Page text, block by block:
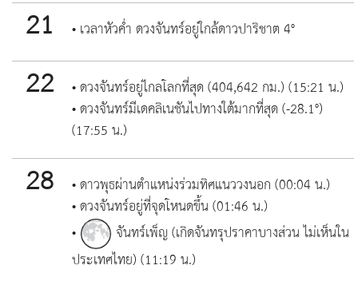
21 • เวลาหัวค่ำ ดวงจันทร์อยู่ใกล้ดาวปาริชาต 4°
22
• ดวงจันทร์อยู่ไกลโลกที่สุด (404,642 กม.) (15:21 น.)
• ดวงจันทร์มีเดคลิเนชันไปทางใต้มากที่สุด (-28.1°)
(17:55 น.)
28
• ดาวพุธผ่านตำแหน่งร่วมทิศแนววงนอก (00:04 น.)
• ดวงจันทร์อยู่ที่จุดโหนดขึ้น (01:46 น.)
•
จันทร์เพ็ญ (เกิดจันทรุปราคาบางส่วน ไม่เห็นใน
ประเทศไทย) (11:19 น.)